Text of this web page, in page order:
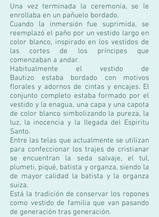
Una vez terminada la ceremonia, se le
enrollaba en un pañuelo bordado.
Cuando la inmersión fue suprimida, se
reemplazó el paño por un vestido largo en
color blanco, inspirado en los vestidos de
las cortes de los príncipes que
comenzaban a andar.
Habitualmente el vestido de
Bautizo estaba bordado con motivos
florales y adornos de cintas y encajes. El
conjunto completo estaba formado por el
vestido y la enagua, una capa y una capota
de color blanco simbolizando la pureza, la
luz, la inocencia y la llegada del Espiritu
Santo.
Entre las telas que actualmente se utilizan
para confeccionar los trajes de cristianar
se encuentran la seda salvaje, el tul,
plumeti, piqué, batista y organza, siendo la
de mayor calidad la batista y la organza
suiza.
Está la tradición de conservar los ropones
como vestido de familia que van pasando
de generación tras generación.